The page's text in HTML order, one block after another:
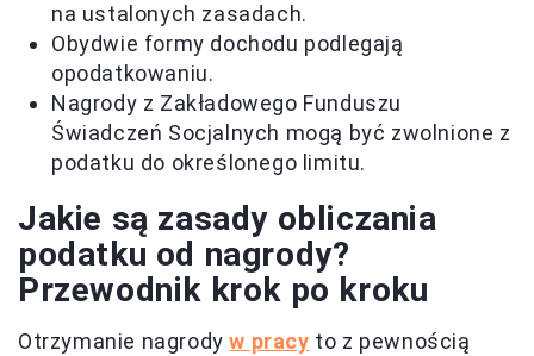
na ustalonych zasadach.
Obydwie formy dochodu podlegają
opodatkowaniu.
Nagrody z Zakładowego Funduszu
Świadczeń Socjalnych mogą być zwolnione z
podatku do określonego limitu.
Jakie są zasady obliczania
podatku od nagrody?
Przewodnik krok po kroku
Otrzymanie nagrodyw pracy to z pewnością